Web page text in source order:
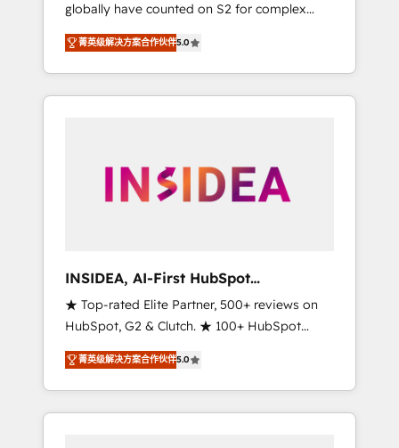
globally have counted on S2 for complex
migrations, change management, systems
integration, and creative solutions that
deliver measurable impact and transform
brand experiences As one of the few full-
globally regionalized HubSpot websites,
integrated marketing campaigns, & RevOps
adoption with change-management
programs, and align marketing, sales, and
service to drive sustainable growth With 6
key HubSpot accreditations and experience
across hundreds of organizations in dozens
of industries, there’s a good chance one of
our globally integrated teams has worked
菁英级解决方案合作伙伴5.0
INSIDEA, AI-First HubSpot
Onboarding & RevOps
★ Top-rated Elite Partner, 500+ reviews on
HubSpot, G2 & Clutch. ★ 100+ HubSpot
Certified Experts & Trainers across the team
★ 1,500+ implementations across five
continents ★ AI-First, RevOps-led,
Onboarding obsessed ★ Company of the
菁英级解决方案合作伙伴5.0